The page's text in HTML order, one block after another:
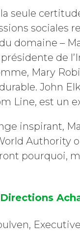
seule
sociales
domaine –
de
Mary
John
Line, est un
inspirant,
Authority
pourquoi,